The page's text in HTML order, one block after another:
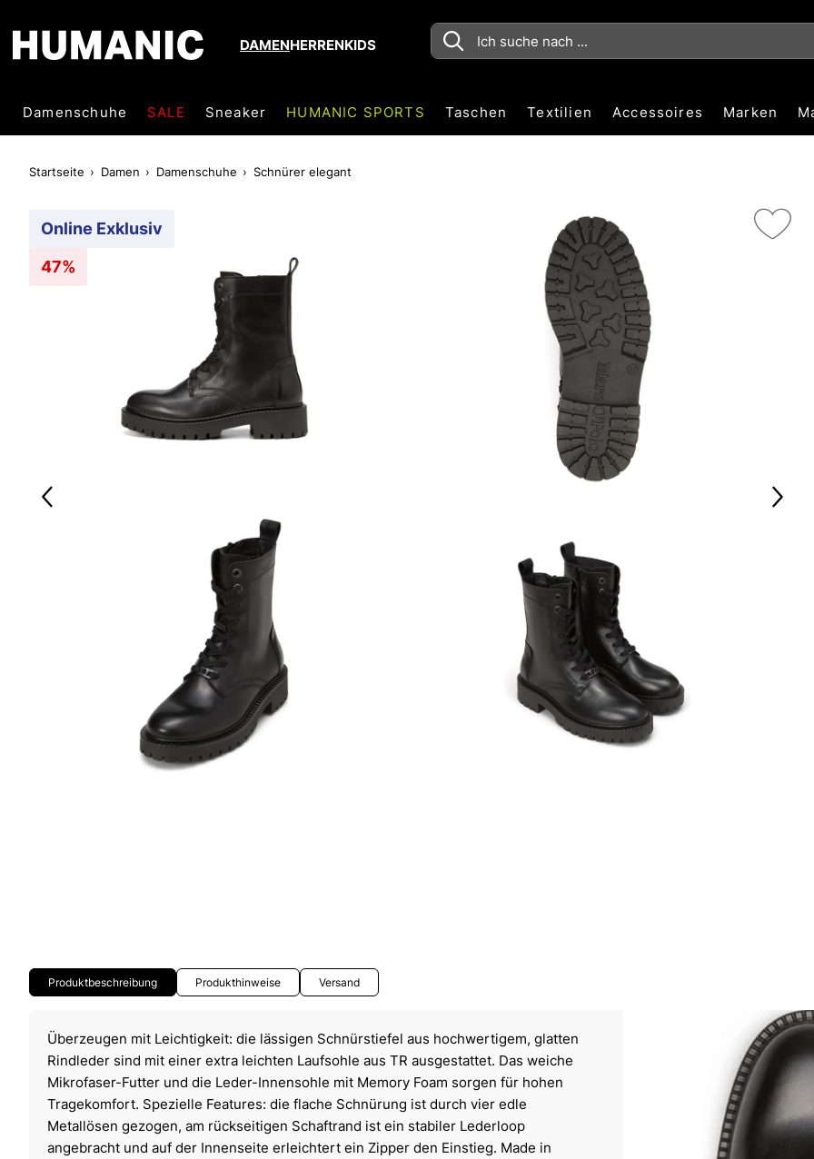
DAMENHERRENKIDS
Damenschuhe SALE Sneaker HUMANIC SPORTS Taschen Textilien Accessoires Marken
Startseite Damen Damenschuhe Schnürer elegant
Online Exklusiv
47%
Produktbeschreibung Produkthinweise Versand
Überzeugen mit Leichtigkeit: die lässigen Schnürstiefel aus hochwertigem, glatten
Rindleder sind mit einer extra leichten Laufsohle aus TR ausgestattet. Das weiche
Mikrofaser-Futter und die Leder-Innensohle mit Memory Foam sorgen für hohen
Tragekomfort. Spezielle Features: die flache Schnürung ist durch vier edle
Metallösen gezogen, am rückseitigen Schaftrand ist ein stabiler Lederloop
angebracht und auf der Innenseite erleichtert ein Zipper den Einstieg. Made in